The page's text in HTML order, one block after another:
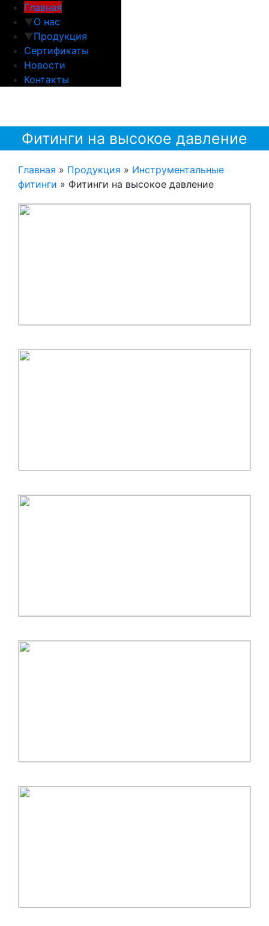
Главная
▼О нас
▼Продукция
Сертификаты
Новости
Контакты
Фитинги на высокое давление
Главная » Продукция » Инструментальные
фитинги » Фитинги на высокое давление